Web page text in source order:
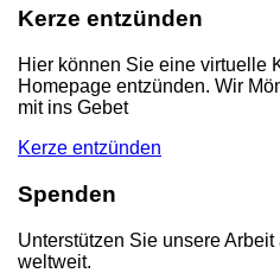
Kerze entzünden
Hier können Sie eine virtuelle
Homepage entzünden. Wir
mit ins Gebet
Kerze entzünden
Spenden
Unterstützen Sie unsere
weltweit.